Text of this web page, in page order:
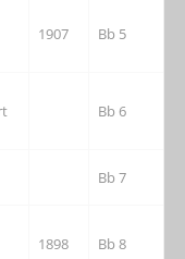
1907 Bb 5
Bb 6
Bb 7
1898 Bb 8